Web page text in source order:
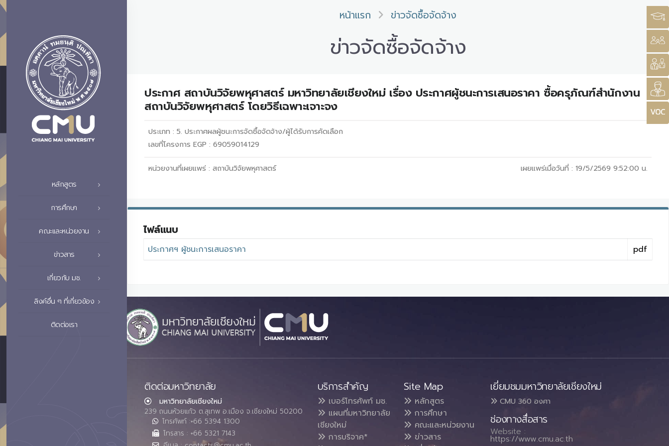
หลักสูตร
การศึกษา
คณะและหน่วยงาน
ข่าวสาร
เกี่ยวกับ มช.
ลิงค์อื่น ๆ ที่เกี่ยวข้อง
ติดต่อเรา
หน้าแรก ข่าวจัดซื้อจัดจ้าง
ข่าวจัดซื้อจัดจ้าง
ประกาศ สถาบันวิจัยพหุศาสตร์ มหาวิทยาลัยเชียงใหม่ เรื่อง ประกาศผู้ชนะการเสนอราคา ซื้อครุภัณฑ์สำนักงาน
สถาบันวิจัยพหุศาสตร์ โดยวิธีเฉพาะเจาะจง
ประเภท : 5. ประกาศผลผู้ชนะการจัดซื้อจัดจ้าง/ผู้ได้รับการคัดเลือก
เลขที่โครงการ EGP : 69059014129
หน่วยงานที่เผยแพร่ : สถาบันวิจัยพหุศาสตร์ เผยแพร่เมื่อวันที่ : 19/5/2569 9:52:00 น.
ไฟล์แนบ
ประกาศฯ ผู้ชนะการเสนอราคา pdf
ติดต่อมหาวิทยาลัย
มหาวิทยาลัยเชียงใหม่
239 ถนนห้วยแก้ว ต.สุเทพ อ.เมือง จ.เชียงใหม่ 50200
โทรศัพท์ :+66 5394 1300
โทรสาร : +66 5321 7143
บริการสำคัญ
เบอร์โทรศัพท์ มช.
แผนที่มหาวิทยาลัย
เชียงใหม่
การบริจาค*
Site Map
หลักสูตร
การศึกษา
คณะและหน่วยงาน
ข่าวสาร
เยี่ยมชมมหาวิทยาลัยเชียงใหม่
CMU 360 องศา
ช่องทางสื่อสาร
Website :
https://www.cmu.ac.th